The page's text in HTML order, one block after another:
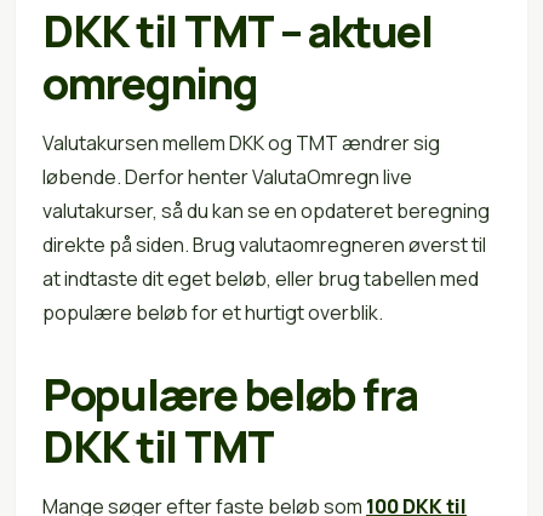
DKK til TMT – aktuel
omregning
Valutakursen mellem DKK og TMT ændrer sig
løbende. Derfor henter ValutaOmregn live
valutakurser, så du kan se en opdateret beregning
direkte på siden. Brug valutaomregneren øverst til
at indtaste dit eget beløb, eller brug tabellen med
populære beløb for et hurtigt overblik.
Populære beløb fra
DKK til TMT
Mange søger efter faste beløb som 100 DKK til